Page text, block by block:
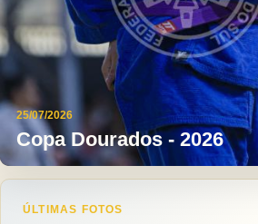
25/07/2026
Copa Dourados - 2026
ÚLTIMAS FOTOS